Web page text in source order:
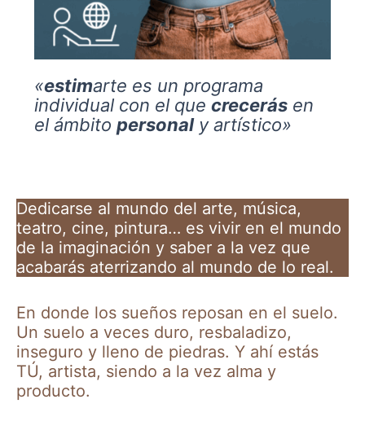
«estimarte es un programa
individual con el que crecerásen
el ámbito personaly artístico»
Dedicarse al mundo del arte, música,
teatro, cine, pintura… es vivir en el mundo
de la imaginación y saber a la vez que
acabarás aterrizando al mundo de lo real.
En donde los sueños reposan en el suelo.
Un suelo a veces duro, resbaladizo,
inseguro y lleno de piedras. Y ahí estás
TÚ, artista, siendo a la vez alma y
producto.